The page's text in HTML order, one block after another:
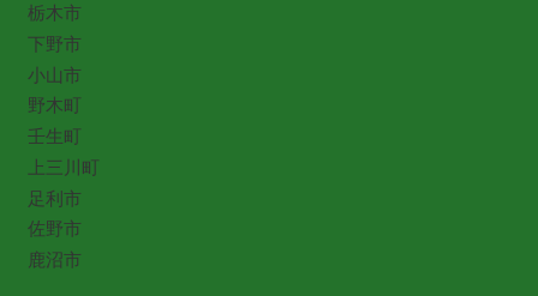
栃木市
下野市
小山市
野木町
壬生町
上三川町
足利市
佐野市
鹿沼市